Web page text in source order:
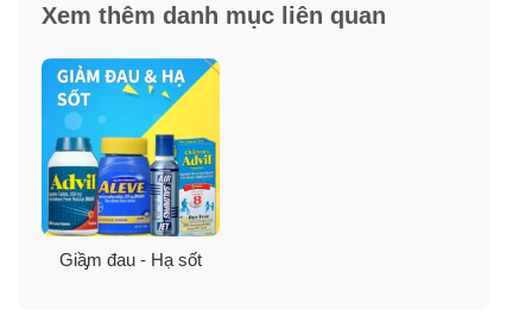
Xem thêm danh mục liên quan
Giầ̡m đau - Hạ sốt